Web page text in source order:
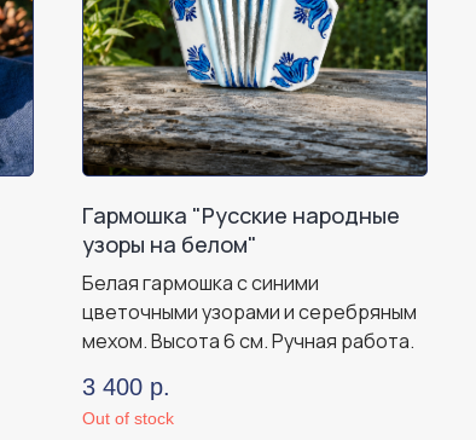
Гармошка "Русские народные
узоры на белом"
Белая гармошка с синими
цветочными узорами и серебряным
мехом. Высота 6 см. Ручная работа.
3 400 р.
Out of stock